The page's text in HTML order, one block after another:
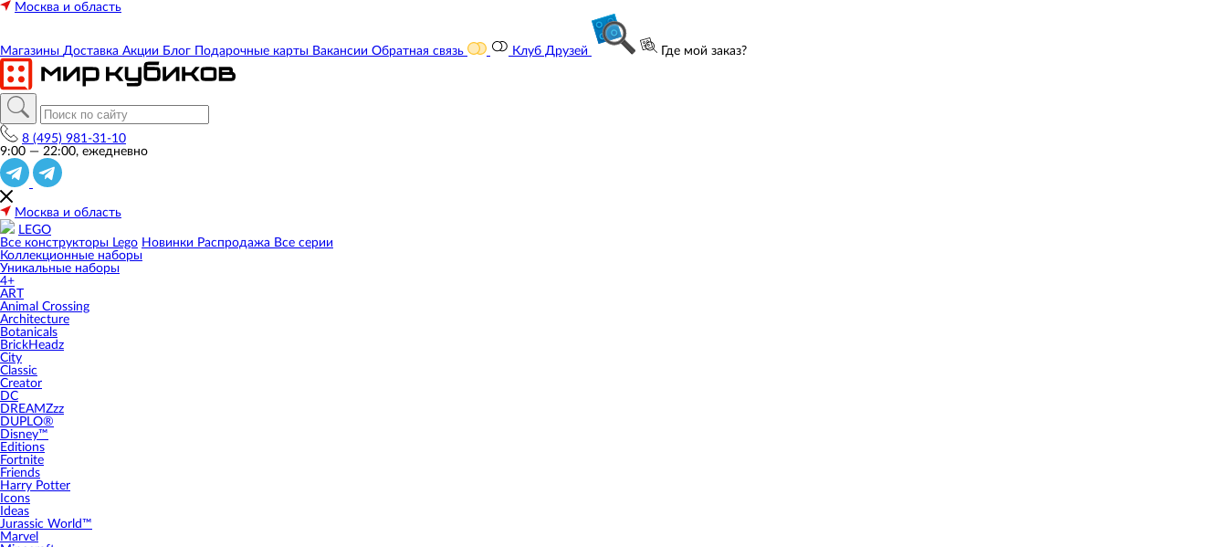
Москва и область
Магазины Доставка Акции Блог Подарочные карты Вакансии Обратная связь Клуб Друзей Где мой заказ?
8 (495) 981-31-10
9:00 — 22:00, ежедневно
Москва и область
LEGO
Все конструкторы Lego Новинки Распродажа Все серии
Коллекционные наборы
Уникальные наборы
4+
ART
Animal Crossing
Architecture
Botanicals
BrickHeadz
City
Classic
Creator
DC
DREAMZzz
DUPLO®
Disney™
Editions
Fortnite
Friends
Harry Potter
Icons
Ideas
Jurassic World™
Marvel